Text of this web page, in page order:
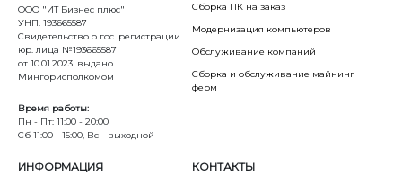
ООО "ИТ Бизнес плюс"
УНП: 193665587
Свидетельство о гос. регистрации
юр. лица №193665587
от 10.01.2023. выдано
Мингорисполкомом
Время работы:
Пн - Пт: 11:00 - 20:00
Сб 11:00 - 15:00, Вс - выходной
Сборка ПК на заказ
Модернизация компьютеров
Обслуживание компаний
Сборка и обслуживание майнинг
ферм
ИНФОРМАЦИЯ КОНТАКТЫ